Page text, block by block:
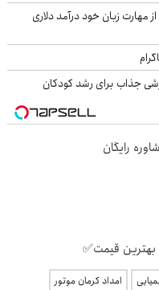
مهارت زبان خود درآمد دلاری
جذاب برای رشد کودکان
رایگان
بهترین قیمت✅
امداد کرمان موتور